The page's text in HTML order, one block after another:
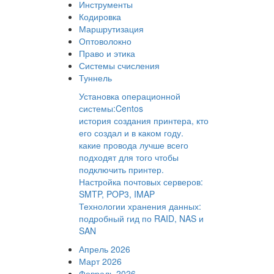
Инструменты
Кодировка
Маршрутизация
Оптоволокно
Право и этика
Системы счисления
Туннель
Установка операционной
системы:Centos
история создания принтера, кто
его создал и в каком году.
какие провода лучше всего
подходят для того чтобы
подключить принтер.
Настройка почтовых серверов:
SMTP, POP3, IMAP
Технологии хранения данных:
подробный гид по RAID, NAS и
SAN
Апрель 2026
Март 2026